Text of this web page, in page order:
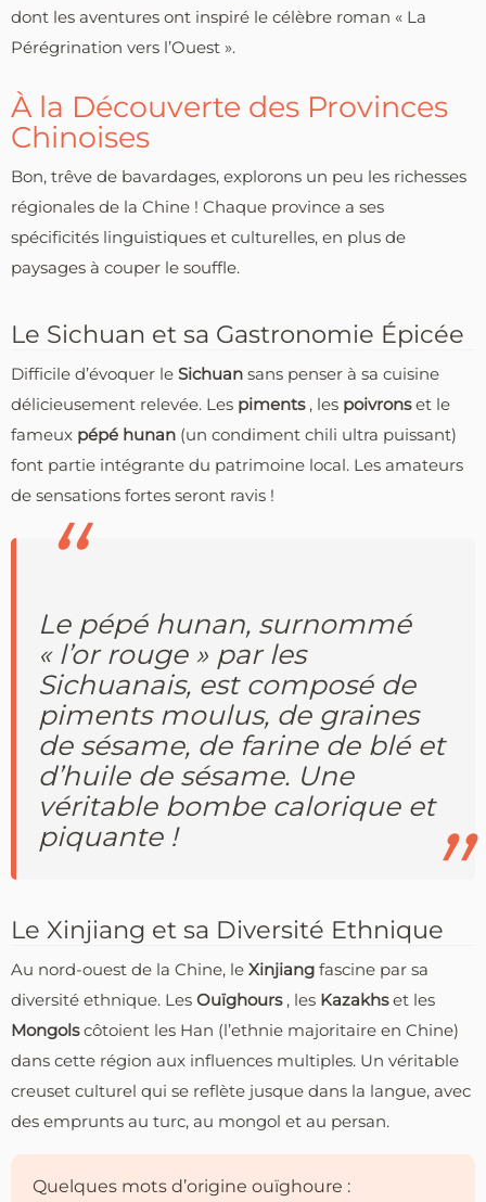
dont les aventures ont inspiré le célèbre roman « La
Pérégrination vers l’Ouest ».
À la Découverte des Provinces
Chinoises
Bon, trêve de bavardages, explorons un peu les richesses
régionales de la Chine ! Chaque province a ses
spécificités linguistiques et culturelles, en plus de
paysages à couper le souffle.
Le Sichuan et sa Gastronomie Épicée
Difficile d’évoquer le Sichuan sans penser à sa cuisine
délicieusement relevée. Les piments , les poivronset le
fameux pépé hunan (un condiment chili ultra puissant)
font partie intégrante du patrimoine local. Les amateurs
de sensations fortes seront ravis !
Le pépé hunan, surnommé
« l’or rouge » par les
Sichuanais, est composé de
piments moulus, de graines
de sésame, de farine de blé et
d’huile de sésame. Une
véritable bombe calorique et
piquante !
Le Xinjiang et sa Diversité Ethnique
Au nord-ouest de la Chine, le Xinjiang fascine par sa
diversité ethnique. Les Ouïghours , les Kazakhset les
Mongolscôtoient les Han (l’ethnie majoritaire en Chine)
dans cette région aux influences multiples. Un véritable
creuset culturel qui se reflète jusque dans la langue, avec
des emprunts au turc, au mongol et au persan.
Quelques mots d’origine ouïghoure :